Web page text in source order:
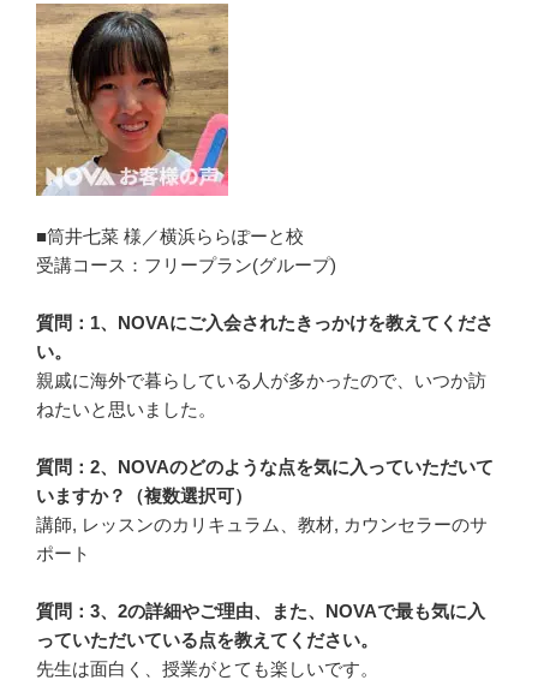
■筒井七菜 様／横浜ららぽーと校
受講コース：フリープラン(グループ)
質問：1、NOVAにご入会されたきっかけを教えてくださ
い。
親戚に海外で暮らしている人が多かったので、いつか訪
ねたいと思いました。
質問：2、NOVAのどのような点を気に入っていただいて
いますか？（複数選択可）
講師, レッスンのカリキュラム、教材, カウンセラーのサ
ポート
質問：3、2の詳細やご理由、また、NOVAで最も気に入
っていただいている点を教えてください。
先生は面白く、授業がとても楽しいです。